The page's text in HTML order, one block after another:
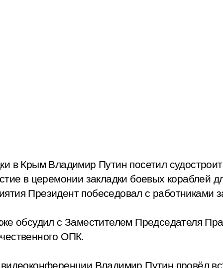
в Крым Владимир Путин посетил
в церемонии закладки боевых кораблей
Президент побеседовал с работниками
обсудил с Заместителем Председателя
ОПК.
Владимир Путин провёл